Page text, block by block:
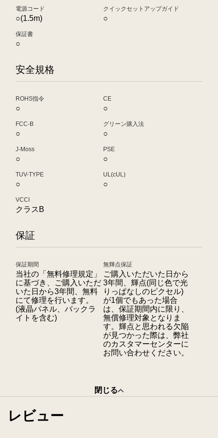
電源コード
○(1.5m)
クイックセットアップガイド
○
保証書
○
安全規格
ROHS指令
○
CE
○
FCC-B
○
グリーン購入法
○
J-Moss
○
PSE
○
TUV-TYPE
○
UL(cUL)
○
VCCI
クラスB
保証
保証期間
当社の「無料修理規定」
に基づき、ご購入いただ
いた日から3年間、無料
にて修理を行います。
(液晶パネル、バックラ
イトを含む)
無輝点保証
ご購入いただいた日から
3年間、輝点(同じ色で光
りっぱなしのピクセル)
が1個でもあった場合
は、保証期間内に限り、
無償修理対象となりま
す。輝点と思われる欠陥
が見つかった際は、弊社
のカスタマーセンターに
お問い合わせください。
閉じる
レビュー